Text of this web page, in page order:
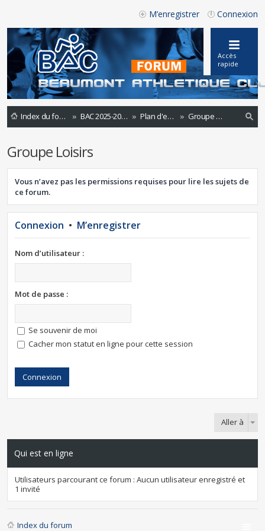
Connexion
M’enregistrer
Accès
rapide
Index du forum BAC 2025-2026 Plan d'entrainements 2022-2023
Groupe Loisirs
rc
he
Groupe Loisirs
Vous n’avez pas les permissions requises pour lire les sujets de
ce forum.
Connexion • M’enregistrer
Nom d’utilisateur :
Mot de passe :
Se souvenir de moi
Cacher mon statut en ligne pour cette session
Aller à
Qui est en ligne
Utilisateurs parcourant ce forum : Aucun utilisateur enregistré et
1 invité
Index du forum